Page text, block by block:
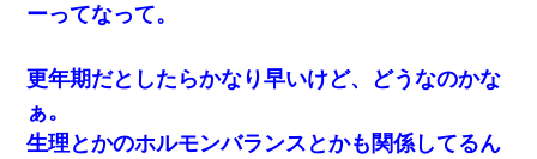
ーってなって。
更年期だとしたらかなり早いけど、どうなのかな
ぁ。
生理とかのホルモンバランスとかも関係してるん